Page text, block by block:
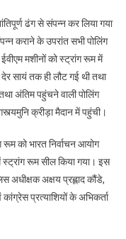
ढंग से संपन्न कर लिया गया
कराने के उपरांत सभी पोलिंग
मशीनों को स्ट्रांग रूम में
देर सायं तक ही लौट गई थी तथा
अंतिम पहुंचने वाली पोलिंग
क्रीड़ा मैदान में पहुंची।
रूम को भारत निर्वाचन आयोग
में स्ट्रांग रूम सील किया गया। इस
अधीक्षक अक्षय प्रह्लाद कौंडे,
प्रत्याशियों के अभिकर्ता